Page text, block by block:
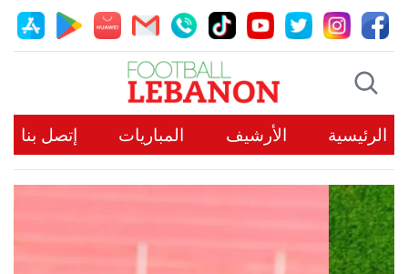
الرئيسية الأرشيف المباريات إتصل بنا